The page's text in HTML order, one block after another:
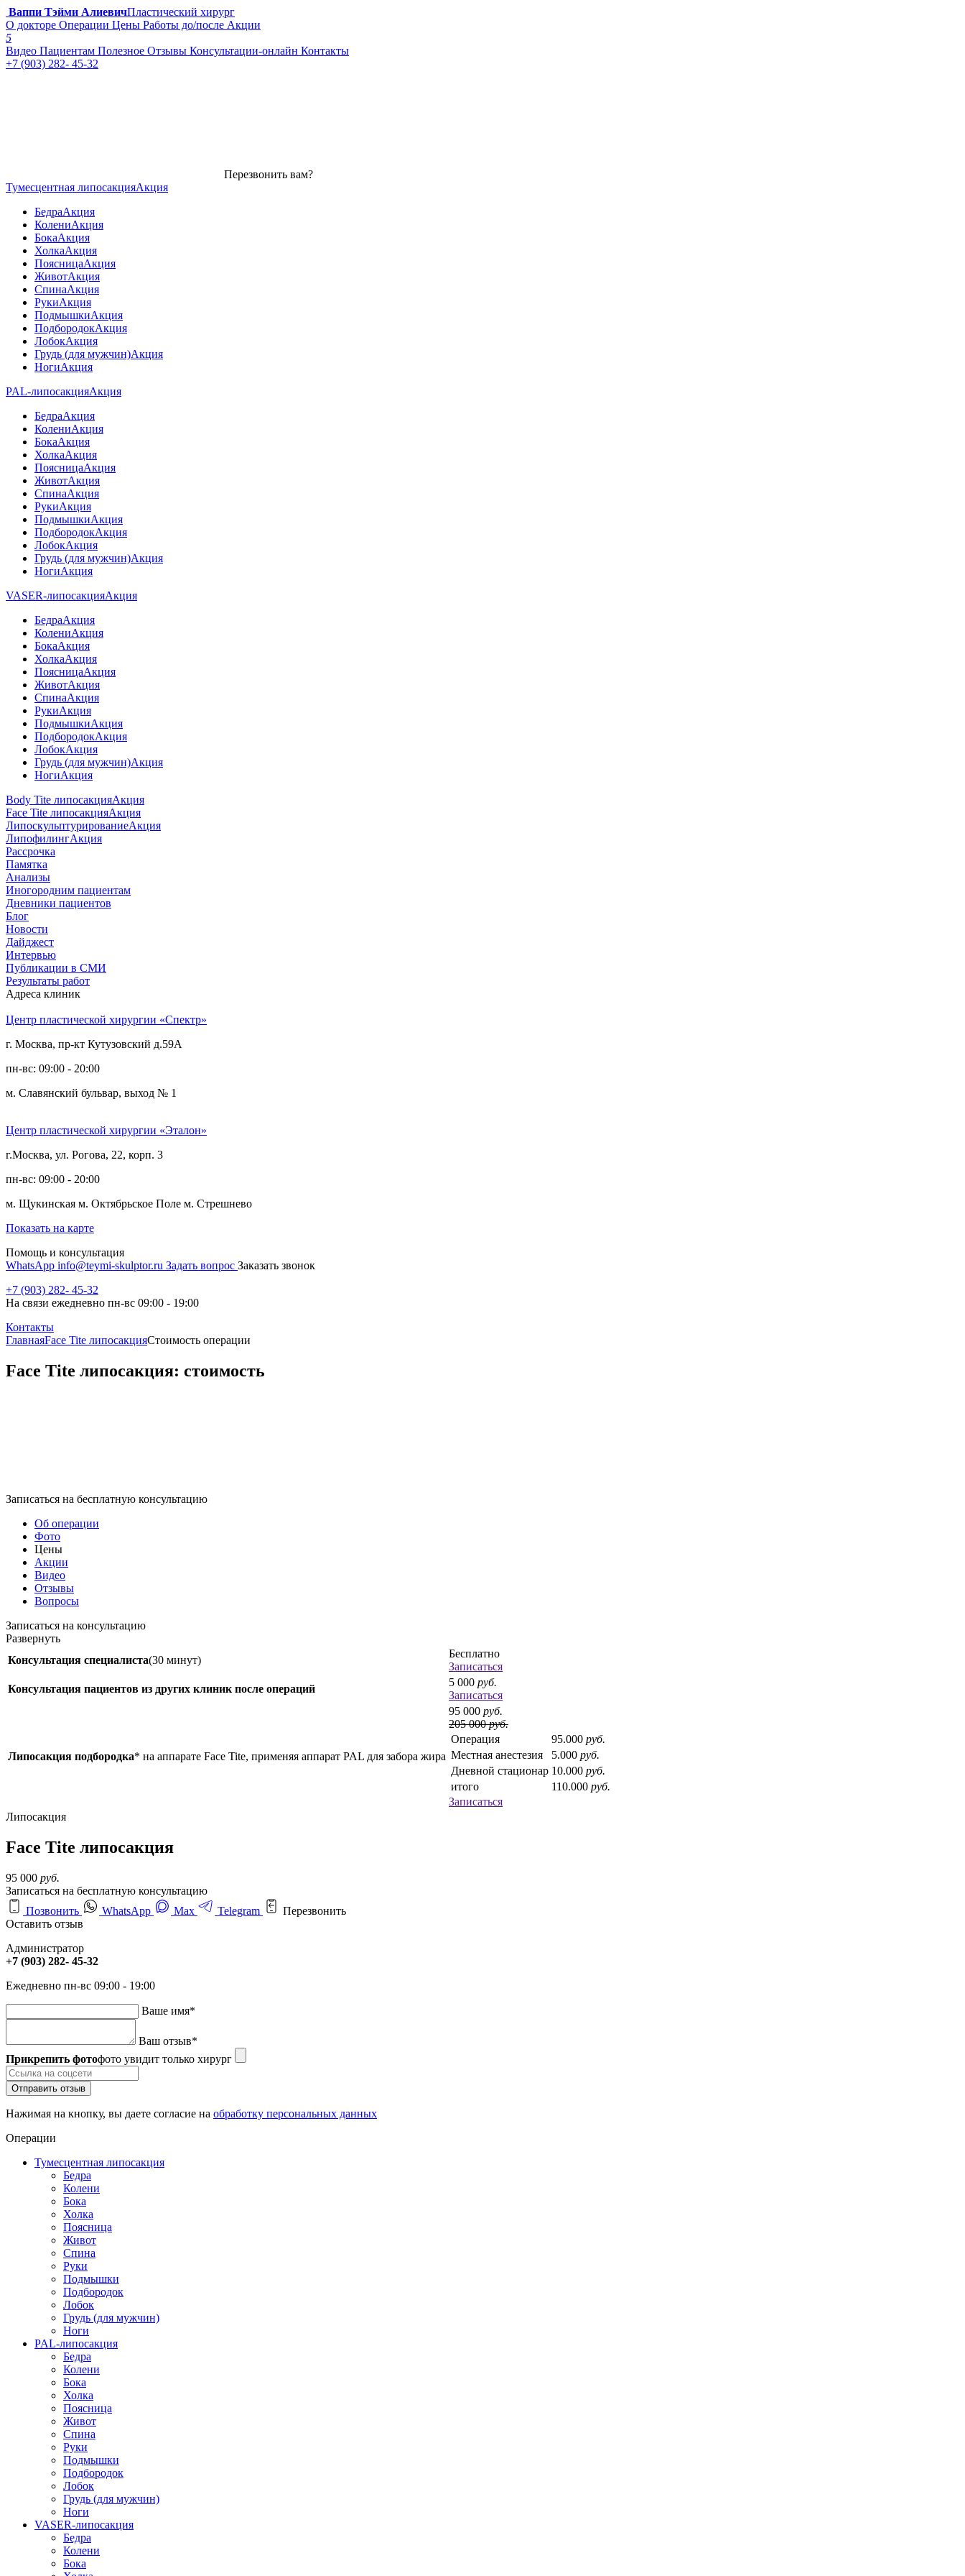
Ваппи Тэйми АлиевичПластический хирург
О докторе Операции Цены Работы до/после Акции
5
Видео Пациентам Полезное Отзывы Консультации-онлайн Контакты
+7 (903) 282- 45-32
Перезвонить вам?
Тумесцентная липосакцияАкция
БедраАкция
КолениАкция
БокаАкция
ХолкаАкция
ПоясницаАкция
ЖивотАкция
СпинаАкция
РукиАкция
ПодмышкиАкция
ПодбородокАкция
ЛобокАкция
Грудь (для мужчин)Акция
НогиАкция
PAL-липосакцияАкция
БедраАкция
КолениАкция
БокаАкция
ХолкаАкция
ПоясницаАкция
ЖивотАкция
СпинаАкция
РукиАкция
ПодмышкиАкция
ПодбородокАкция
ЛобокАкция
Грудь (для мужчин)Акция
НогиАкция
VASER-липосакцияАкция
БедраАкция
КолениАкция
БокаАкция
ХолкаАкция
ПоясницаАкция
ЖивотАкция
СпинаАкция
РукиАкция
ПодмышкиАкция
ПодбородокАкция
ЛобокАкция
Грудь (для мужчин)Акция
НогиАкция
Body Tite липосакцияАкция
Face Tite липосакцияАкция
ЛипоскульптурированиеАкция
ЛипофилингАкция
Рассрочка
Памятка
Анализы
Иногородним пациентам
Дневники пациентов
Блог
Новости
Дайджест
Интервью
Публикации в СМИ
Результаты работ
Адреса клиник
Центр пластической хирургии «Спектр»
г. Москва, пр-кт Кутузовский д.59А
пн-вс: 09:00 - 20:00
м. Славянский бульвар, выход № 1
Центр пластической хирургии «Эталон»
г.Москва, ул. Рогова, 22, корп. 3
пн-вс: 09:00 - 20:00
м. Щукинская м. Октябрьское Поле м. Стрешнево
Показать на карте
Помощь и консультация
WhatsApp info@teymi-skulptor.ru Задать вопрос Заказать звонок
+7 (903) 282- 45-32
На связи ежедневно пн-вс 09:00 - 19:00
Контакты
ГлавнаяFace Tite липосакцияСтоимость операции
Face Tite липосакция: стоимость
Записаться на бесплатную консультацию
Об операции
Фото
Цены
Акции
Видео
Отзывы
Вопросы
Записаться на консультацию
Развернуть
Консультация специалиста(30 минут)
Бесплатно
Записаться
Консультация пациентов из других клиник после операций
5 000 руб.
Записаться
Липосакция подбородка* на аппарате Face Tite, применяя аппарат PAL для забора жира
95 000 руб.
205 000руб.
Операция
95.000 руб.
Местная анестезия
5.000 руб.
Дневной стационар 10.000 руб.
итого
110.000 руб.
Записаться
Липосакция
Face Tite липосакция
95 000 руб.
Записаться на бесплатную консультацию
Позвонить
WhatsApp Max Telegram
Перезвонить
Оставить отзыв
Администратор
+7 (903) 282- 45-32
Ежедневно пн-вс 09:00 - 19:00
Ваше имя*
Ваш отзыв*
Прикрепить фотофото увидит только хирург
Отправить отзыв
Нажимая на кнопку, вы даете согласие на обработку персональных данных
Операции
Тумесцентная липосакция
Бедра
Колени
Бока
Холка
Поясница
Живот
Спина
Руки
Подмышки
Подбородок
Лобок
Грудь (для мужчин)
Ноги
PAL-липосакция
Бедра
Колени
Бока
Холка
Поясница
Живот
Спина
Руки
Подмышки
Подбородок
Лобок
Грудь (для мужчин)
Ноги
VASER-липосакция
Бедра
Колени
Бока